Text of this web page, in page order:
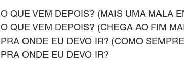
O QUE VEM DEPOIS? (MAIS UMA MALA
O QUE VEM DEPOIS? (CHEGA AO FIM
PRA ONDE EU DEVO IR? (COMO
PRA ONDE EU DEVO IR?